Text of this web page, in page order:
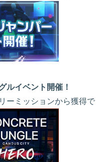
ルイベント開催！
ーミッションから獲得